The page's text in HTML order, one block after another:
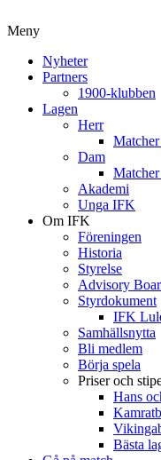
Meny
Nyheter
Partners
1900-klubben
Lagen
Herr
Dam
Akademi
Unga IFK
Om IFK
Föreningen
Historia
Styrelse
Advisory
Styrdokument
IFK
Samhällsnytta
Bli medlem
Börja spela
Priser och
Hans
Bästa